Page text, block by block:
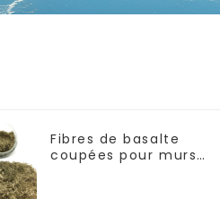
Fibres de basalte
coupées pour murs